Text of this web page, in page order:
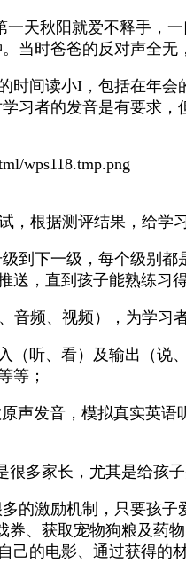
天秋阳就爱不释手，
当时爸爸的反对声全无
时间读小I，包括在年
习者的发音是有要求
wps118.tmp.png
根据测评结果，给学
到下一级，每个级别
送，直到孩子能熟练习得
频、视频），为学习
（听、看）及输出（
等；
声发音，模拟真实英
多家长，尤其是给孩
的激励机制，只要孩子
、获取宠物狗粮及药
己的电影、通过获得